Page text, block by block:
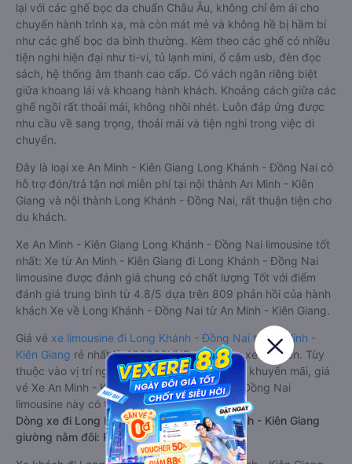
lại với các ghế bọc da chuẩn Châu Âu, không chỉ êm ái cho
chuyến hành trình xa, mà còn mát mẻ và không hề bị hầm bí
như các ghế bọc da bình thường. Kèm theo các ghế có nhiều
tiện nghi hiện đại như ti-vi, tủ lạnh mini, ổ cắm usb, đèn đọc
sách, hệ thống âm thanh cao cấp. Có vách ngăn riêng biệt
giữa khoang lái và khoang hành khách. Khoảng cách giữa các
ghế ngồi rất thoải mái, không nhồi nhét. Luôn đáp ứng được
nhu cầu về sang trọng, thoải mái và tiện nghi trong việc di
chuyển.
Đây là loại xe An Minh - Kiên Giang Long Khánh - Đồng Nai có
hỗ trợ đón/trả tận nơi miễn phí tại nội thành An Minh - Kiên
Giang và nội thành Long Khánh - Đồng Nai, rất thuận tiện cho
du khách.
Xe An Minh - Kiên Giang Long Khánh - Đồng Nai limousine tốt
nhất: Xe từ An Minh - Kiên Giang đi Long Khánh - Đồng Nai
limousine được đánh giá chung có chất lượng Tốt với điểm
đánh giá trung bình từ 4.8/5 dựa trên 809 phản hồi của hành
khách Xe về Long Khánh - Đồng Nai từ An Minh - Kiên Giang.
Giá vé xe limousine đi Long Khánh - Đồng Nai từ An Minh -
Kiên Giang rẻ nhất là 460000VND của hãng xe Tư Tiến. Tùy
thuộc vào vị trí ngồi của bạn và chương trình khuyến mãi, giá
vé Xe An Minh - Kiên Giang đi Long Khánh - Đồng Nai
limousine này có thể sẽ rẻ hơn
Dòng xe đi Long Khánh - Đồng Nai từ An Minh - Kiên Giang
giường nằm đôi: Riêng tư, đầy đủ tiện nghi